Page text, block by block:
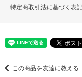
特定商取引法に基づく表
この商品を友達に教える